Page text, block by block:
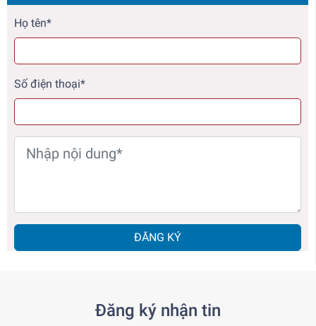
Họ tên*
Số điện thoại*
ĐĂNG KÝ
Đăng ký nhận tin